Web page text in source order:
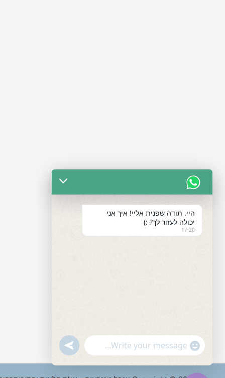
היי. תודה שפנית אליי! איך אני
יכולה לעזור לך? :)
17:20
"+chaty_settings.lang.emoji_picker+"
WhatsApp
undefined